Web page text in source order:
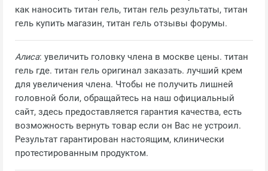
как наносить титан гель, титан гель результаты, титан
гель купить магазин, титан гель отзывы форумы.
Алиса: увеличить головку члена в москве цены. титан
гель где. титан гель оригинал заказать. лучший крем
для увеличения члена. Чтобы не получить лишней
головной боли, обращайтесь на наш официальный
сайт, здесь предоставляется гарантия качества, есть
возможность вернуть товар если он Вас не устроил.
Результат гарантирован настоящим, клинически
протестированным продуктом.